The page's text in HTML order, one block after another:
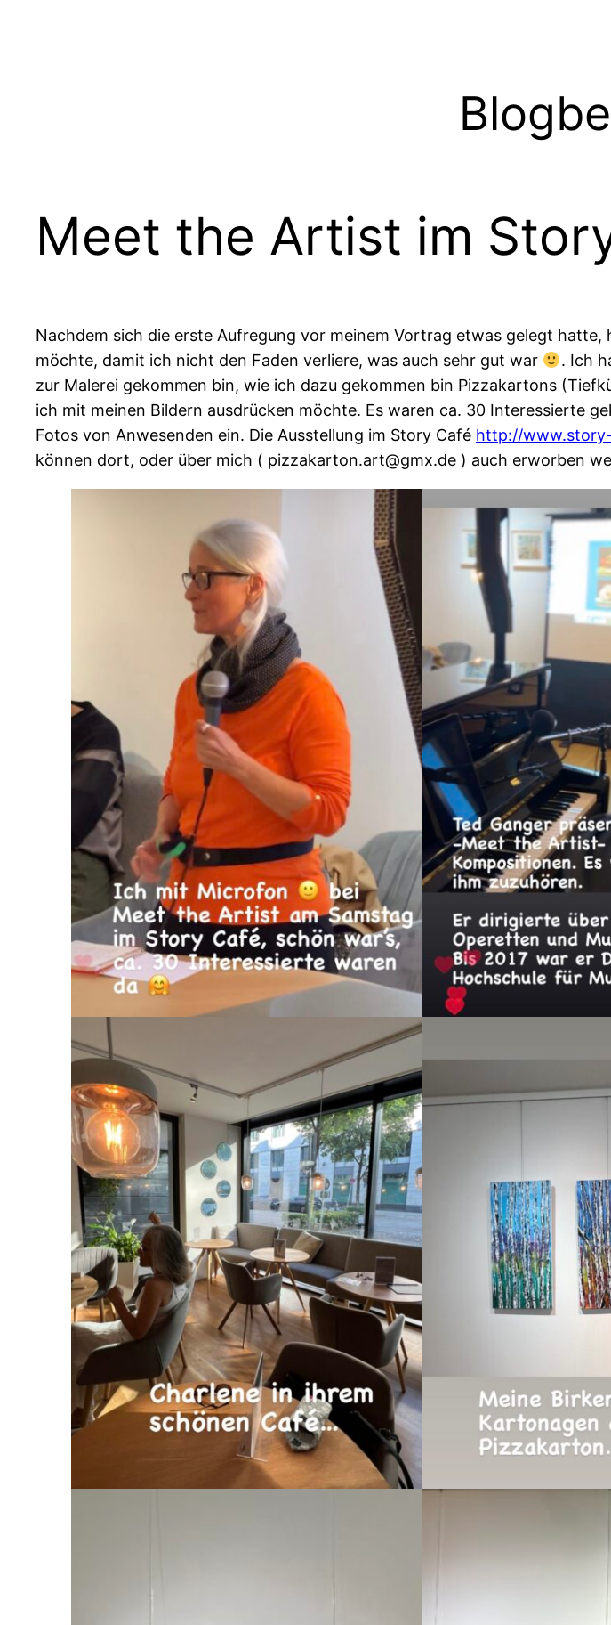
Meet the Artist im
Nachdem sich die erste Aufregung vor meinem Vortrag etwas gelegt
möchte, damit ich nicht den Faden verliere, was auch sehr gut war
. Ich
zur Malerei gekommen bin, wie ich dazu gekommen bin Pizzakartons
ich mit meinen Bildern ausdrücken möchte. Es waren ca. 30 Interessierte
Fotos von Anwesenden ein. Die Ausstellung im Story Café http://
können dort, oder über mich ( pizzakarton.art@gmx.de ) auch erworben